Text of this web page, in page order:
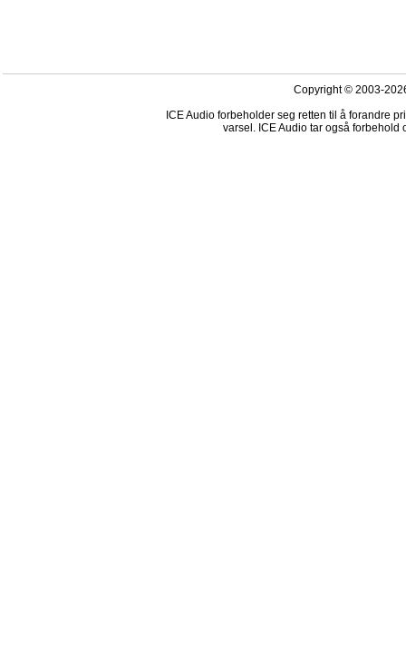
Copyright © 2003-
ICE Audio forbeholder seg retten til å forandre
varsel. ICE Audio tar også forbehold